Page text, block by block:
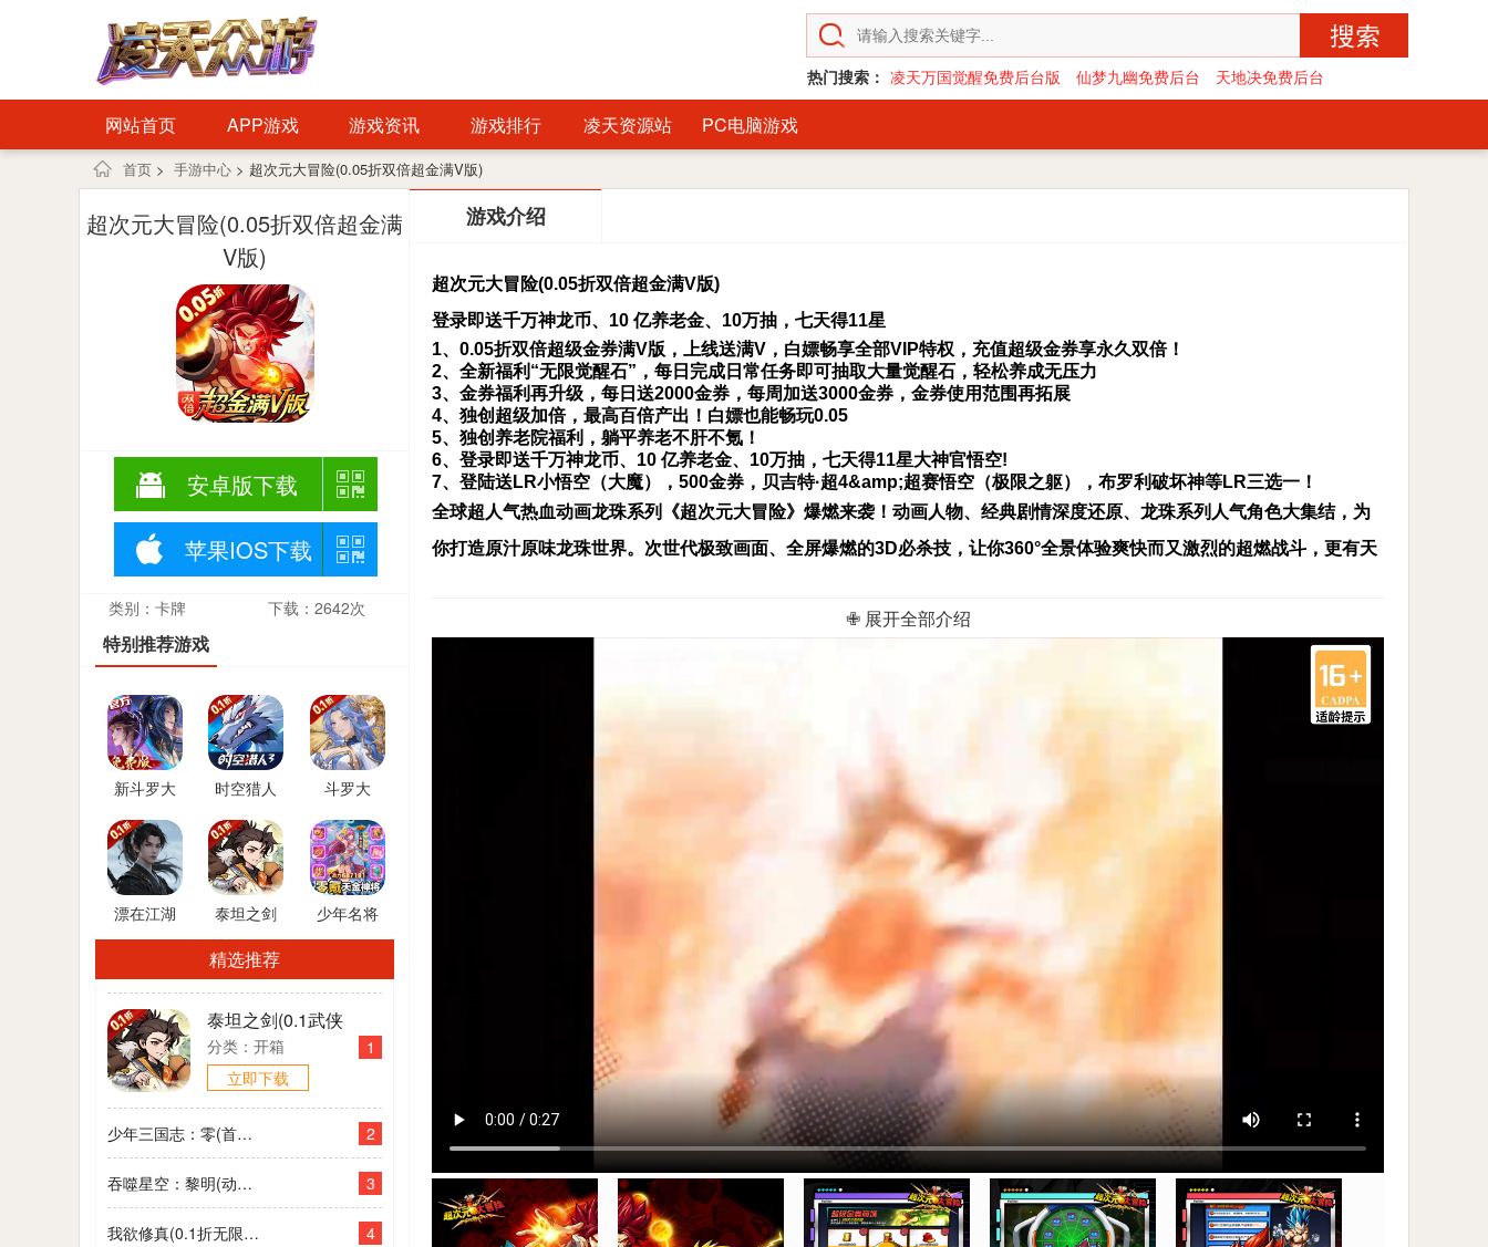
热门搜索： 凌天万国觉醒免费后台版 仙梦九幽免费后台 天地决免费后台
网站首页 APP游戏 游戏资讯 游戏排行 凌天资源站 PC电脑游戏
首页 > 手游中心 > 超次元大冒险(0.05折双倍超金满V版)
超次元大冒险(0.05折双倍超金满
V版)
安卓版下载
苹果IOS下载
类别：卡牌 下载：2642次
特别推荐游戏
新斗罗大
陆(GM免
费版)
时空猎人
3(首款猎
人0.1折)
斗罗大
陆：逆转
时空(0.1折
武魂觉醒)
漂在江湖
(0.1折送
利卡)
泰坦之剑
(0.1武侠大
世界开箱)
少年名将
(送金将无
精选推荐
泰坦之剑(0.1武侠
大世界开箱)
分类：开箱
立即下载
1
少年三国志：零(首款少三系0.1折) 2
吞噬星空：黎明(动漫原版0.1折) 3
我欲修真(0.1折无限充) 4
游戏介绍
超次元大冒险(0.05折双倍超金满V版)
登录即送千万神龙币、10 亿养老金、10万抽，七天得11星
1、0.05折双倍超级金券满V版，上线送满V，白嫖畅享全部VIP特权，充值超级金券享永久双倍！
2、全新福利“无限觉醒石”，每日完成日常任务即可抽取大量觉醒石，轻松养成无压力
3、金券福利再升级，每日送2000金券，每周加送3000金券，金券使用范围再拓展
4、独创超级加倍，最高百倍产出！白嫖也能畅玩0.05
5、独创养老院福利，躺平养老不肝不氪！
6、登录即送千万神龙币、10 亿养老金、10万抽，七天得11星大神官悟空!
7、登陆送LR小悟空（大魔），500金券，贝吉特·超4&amp;超赛悟空（极限之躯），布罗利破坏神等LR三选一！
全球超人气热血动画龙珠系列《超次元大冒险》爆燃来袭！动画人物、经典剧情深度还原、龙珠系列人气角色大集结，为
你打造原汁原味龙珠世界。次世代极致画面、全屏爆燃的3D必杀技，让你360°全景体验爽快而又激烈的超燃战斗，更有天
✙ 展开全部介绍